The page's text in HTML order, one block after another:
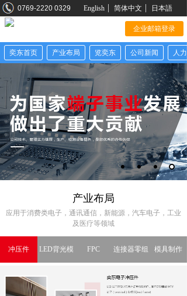
0769-2220 0329 English 简体中文 日本語
企业邮箱登录
奕东首页 产业布局 览奕东 公司新闻 人力
应用于消费类电子，通讯通信，新能源，汽车电子，工业
及医疗等领域
产业布局
冲压件 LED背光模 FPC 连接器零组
件
模具制作